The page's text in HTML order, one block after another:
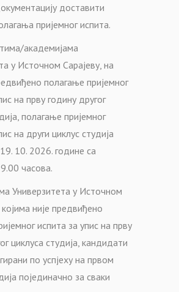
доставити
пријемног испита.
академијама
у Источном Сарајеву, на
полагање пријемног
на прву годину другог
полагање пријемног
на други циклус студија
10. 2026. године са
часова.
Универзитета у Источном
није предвиђено
испита за упис на прву
циклуса студија, кандидати
по успјеху на првом
појединачно за сваки